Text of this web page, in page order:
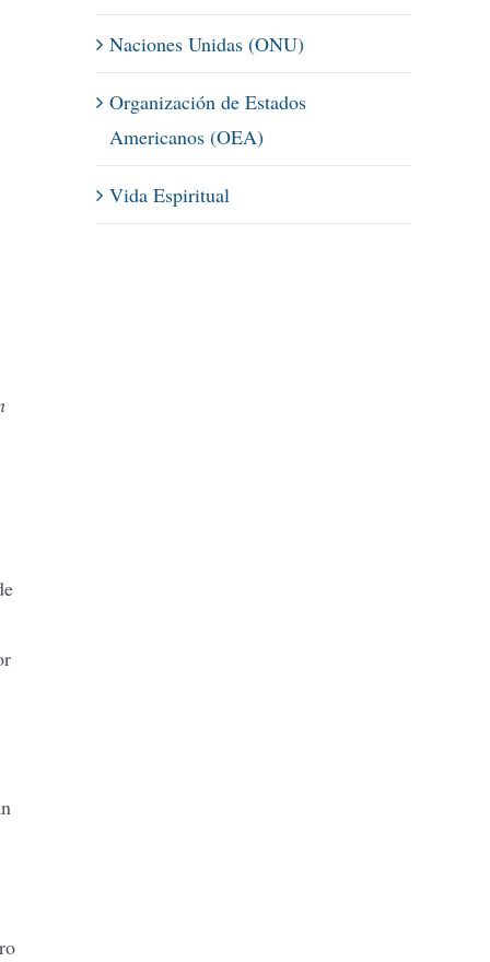
Naciones Unidas (ONU)
Organización de Estados
Americanos (OEA)
Vida Espiritual